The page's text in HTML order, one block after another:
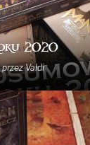
2020
przezValdi